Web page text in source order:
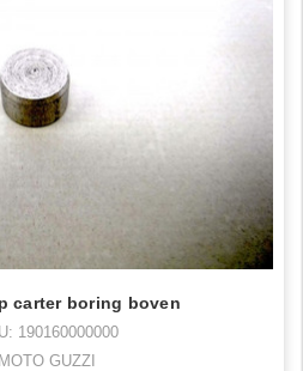
carter boring boven
190160000000
MOTO GUZZI